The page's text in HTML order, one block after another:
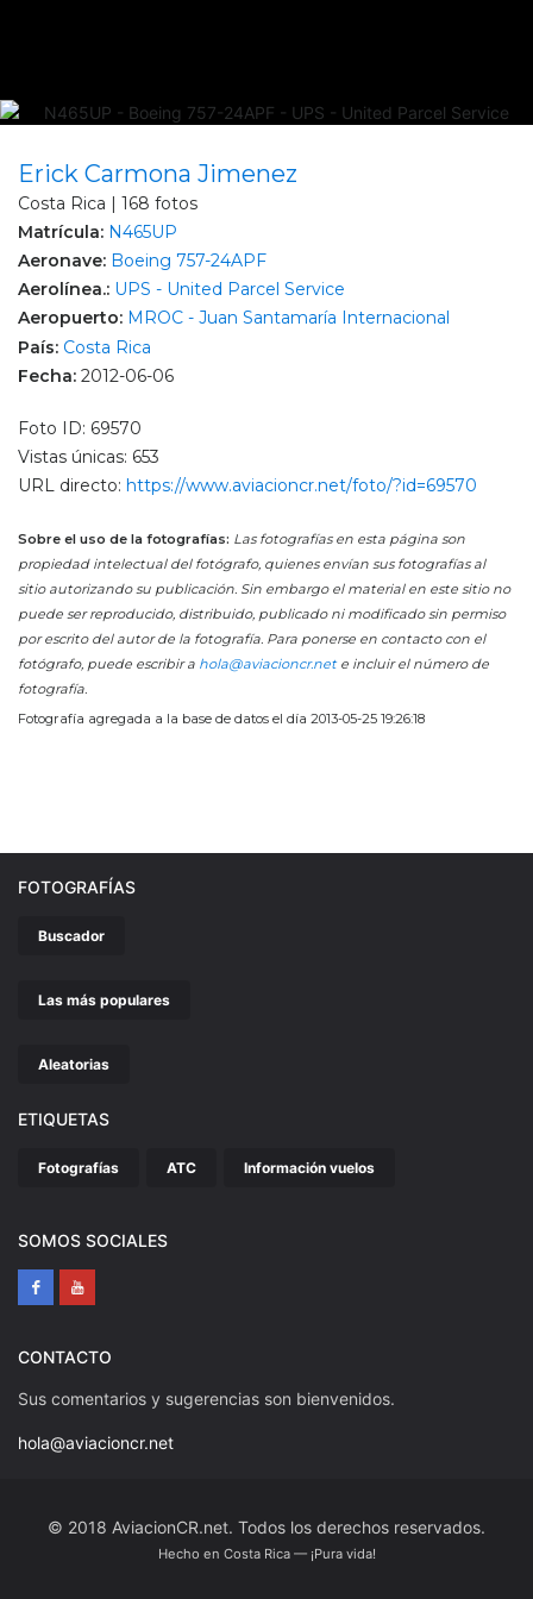
Erick Carmona Jimenez
Costa Rica | 168 fotos
Matrícula: N465UP
Aeronave: Boeing 757-24APF
Aerolínea.: UPS - United Parcel Service
Aeropuerto: MROC - Juan Santamaría Internacional
País: Costa Rica
Fecha: 2012-06-06
Foto ID: 69570
Vistas únicas: 653
URL directo: https://www.aviacioncr.net/foto/?id=69570
Sobre el uso de la fotografías: Las fotografías en esta página son
propiedad intelectual del fotógrafo, quienes envían sus fotografías al
sitio autorizando su publicación. Sin embargo el material en este sitio no
puede ser reproducido, distribuido, publicado ni modificado sin permiso
por escrito del autor de la fotografía. Para ponerse en contacto con el
fotógrafo, puede escribir a hola@aviacioncr.nete incluir el número de
fotografía.
Fotografía agregada a la base de datos el día 2013-05-25 19:26:18
FOTOGRAFÍAS
Buscador
Las más populares
Aleatorias
ETIQUETAS
Fotografías ATC Información vuelos
SOMOS SOCIALES
CONTACTO
Sus comentarios y sugerencias son bienvenidos.
hola@aviacioncr.net
© 2018 AviacionCR.net. Todos los derechos reservados.
Hecho en Costa Rica — ¡Pura vida!